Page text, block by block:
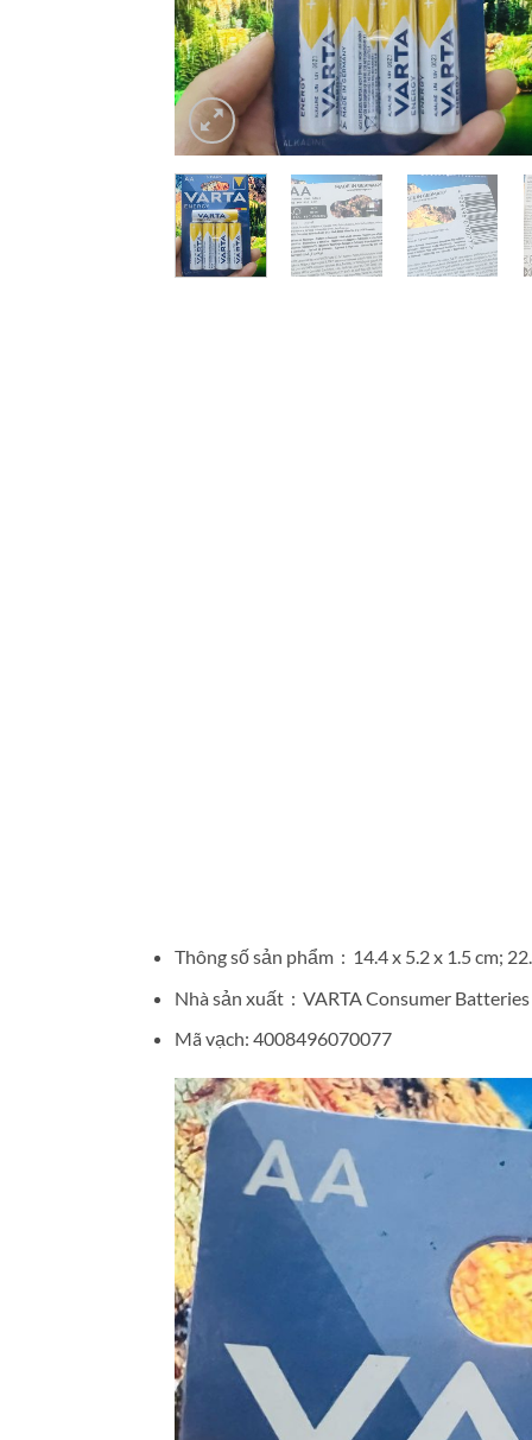
Thông số sản phẩm ‏ : ‎ 14.4 x 5.2 x 1.5
Nhà sản xuất ‏ : ‎ VARTA Consumer
Mã vạch: 4008496070077